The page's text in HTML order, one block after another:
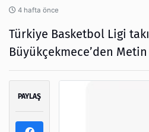
4 hafta önce
Türkiye Basketbol Ligi
Büyükçekmece’den
PAYLAŞ